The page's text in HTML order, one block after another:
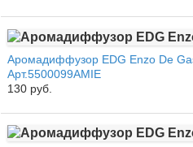
Аромадиффузор EDG Enzo De
Арт.5500099AMIE
130 руб.